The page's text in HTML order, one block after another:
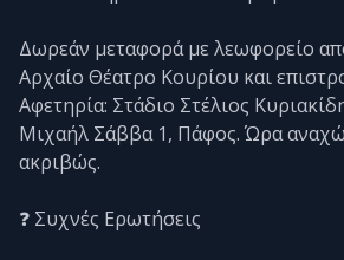
Δωρεάν μεταφορά με λεωφορείο
Αρχαίο Θέατρο Κουρίου και
Αφετηρία: Στάδιο Στέλιος
Μιχαήλ Σάββα 1, Πάφος. Ώρα
ακριβώς.
❓ Συχνές Ερωτήσεις